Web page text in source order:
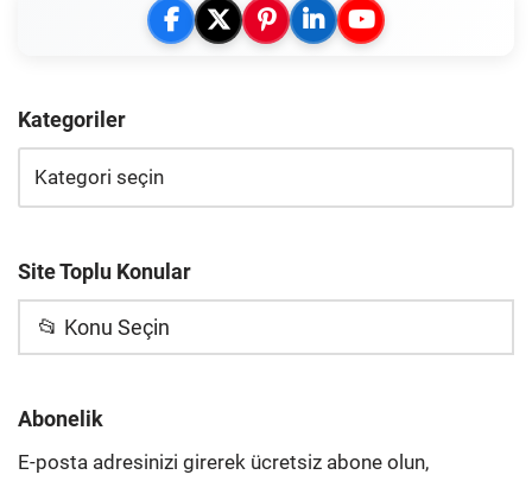
Kategoriler
Site Toplu Konular
📂 Konu Seçin
Abonelik
E-posta adresinizi girerek ücretsiz abone olun,